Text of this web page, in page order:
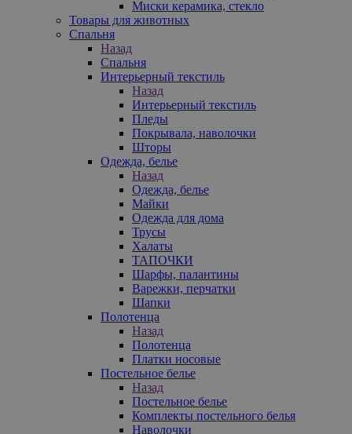
Миски керамика, стекло
Товары для животных
Спальня
Назад
Спальня
Интерьерный текстиль
Назад
Интерьерный текстиль
Пледы
Покрывала, наволочки
Шторы
Одежда, белье
Назад
Одежда, белье
Майки
Одежда для дома
Трусы
Халаты
ТАПОЧКИ
Шарфы, палантины
Варежки, перчатки
Шапки
Полотенца
Назад
Полотенца
Платки носовые
Постельное белье
Назад
Постельное белье
Комплекты постельного белья
Наволочки